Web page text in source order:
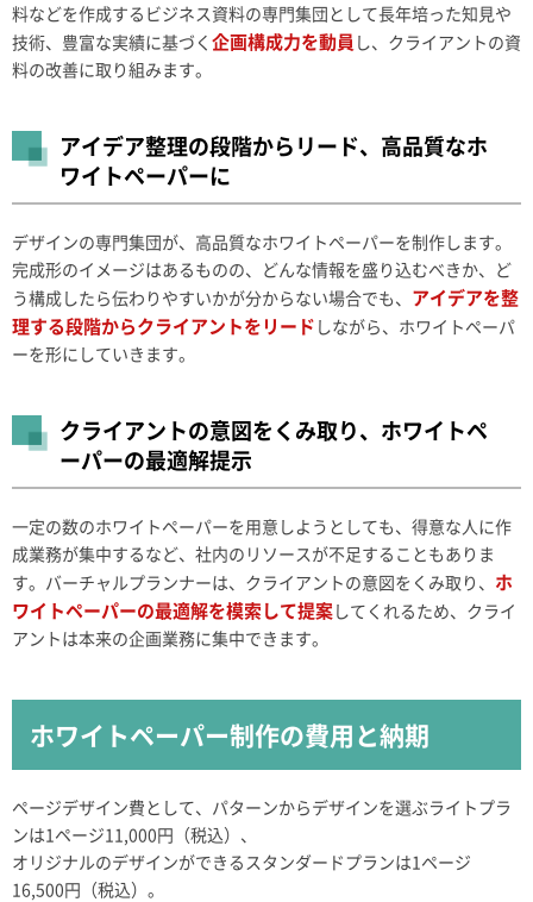
料などを作成するビジネス資料の専門集団として長年培った知見や
技術、豊富な実績に基づく 企画構成力を動員 し、クライアントの資
料の改善に取り組みます。
アイデア整理の段階からリード、高品質なホ
ワイトペーパーに
デザインの専門集団が、高品質なホワイトペーパーを制作します。
完成形のイメージはあるものの、どんな情報を盛り込むべきか、ど
う構成したら伝わりやすいかが分からない場合でも、 アイデアを整
理する段階からクライアントをリード しながら、ホワイトペーパ
ーを形にしていきます。
クライアントの意図をくみ取り、ホワイトペ
ーパーの最適解提示
一定の数のホワイトペーパーを用意しようとしても、得意な人に作
成業務が集中するなど、社内のリソースが不足することもありま
す。バーチャルプランナーは、クライアントの意図をくみ取り、 ホ
ワイトペーパーの最適解を模索して提案してくれるため、クライ
アントは本来の企画業務に集中できます。
ホワイトペーパー制作の費用と納期
ページデザイン費として、パターンからデザインを選ぶライトプラ
ンは1ページ11,000円（税込）、
オリジナルのデザインができるスタンダードプランは1ページ
16,500円（税込）。